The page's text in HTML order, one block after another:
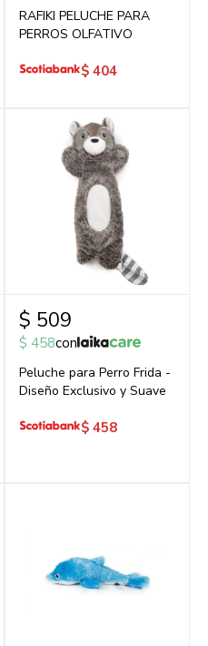
RAFIKI PELUCHE PARA
PERROS OLFATIVO
$ 404
$ 509
$ 458con
Peluche para Perro Frida -
Diseño Exclusivo y Suave
$ 458